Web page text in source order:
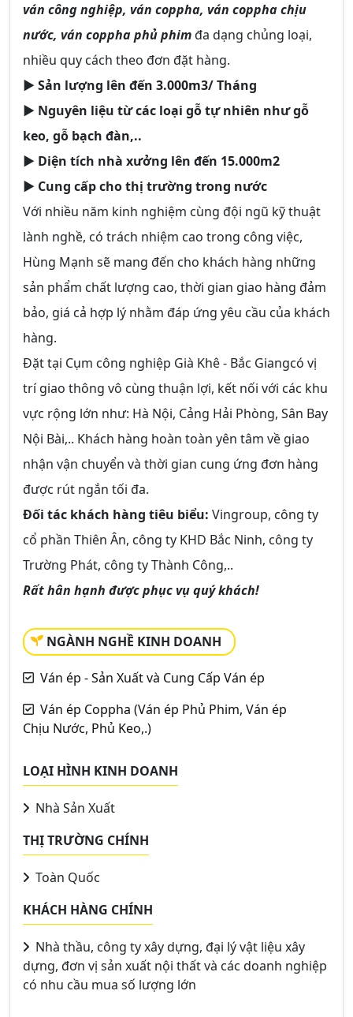
ván công nghiệp, ván coppha, ván coppha chịu
nước, ván coppha phủ phimđa dạng chủng loại,
nhiều quy cách theo đơn đặt hàng.
► Sản lượng lên đến 3.000m3/ Tháng
► Nguyên liệu từ các loại gỗ tự nhiên như gỗ
keo, gỗ bạch đàn,..
► Diện tích nhà xưởng lên đến 15.000m2
► Cung cấp cho thị trường trong nước
Với nhiều năm kinh nghiệm cùng đội ngũ kỹ thuật
lành nghề, có trách nhiệm cao trong công việc,
Hùng Mạnh sẽ mang đến cho khách hàng những
sản phẩm chất lượng cao, thời gian giao hàng đảm
bảo, giá cả hợp lý nhằm đáp ứng yêu cầu của khách
hàng.
Đặt tại Cụm công nghiệp Già Khê - Bắc Giangcó vị
trí giao thông vô cùng thuận lợi, kết nối với các khu
vực rộng lớn như: Hà Nội, Cảng Hải Phòng, Sân Bay
Nội Bài,.. Khách hàng hoàn toàn yên tâm về giao
nhận vận chuyển và thời gian cung ứng đơn hàng
được rút ngắn tối đa.
Đối tác khách hàng tiêu biểu: Vingroup, công ty
cổ phần Thiên Ân, công ty KHD Bắc Ninh, công ty
Trường Phát, công ty Thành Công,..
Rất hân hạnh được phục vụ quý khách!
NGÀNH NGHỀ KINH DOANH
Ván ép - Sản Xuất và Cung Cấp Ván ép
Ván ép Coppha (Ván ép Phủ Phim, Ván ép
Chịu Nước, Phủ Keo,.)
LOẠI HÌNH KINH DOANH
Nhà Sản Xuất
THỊ TRƯỜNG CHÍNH
Toàn Quốc
KHÁCH HÀNG CHÍNH
Nhà thầu, công ty xây dựng, đại lý vật liệu xây
dựng, đơn vị sản xuất nội thất và các doanh nghiệp
có nhu cầu mua số lượng lớn